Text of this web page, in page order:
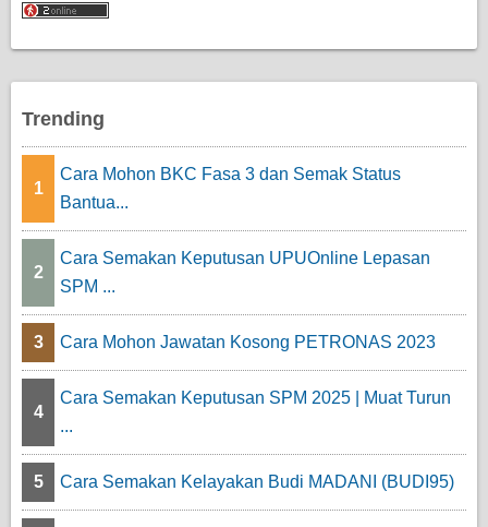
Trending
1
Cara Mohon BKC Fasa 3 dan Semak Status
Bantua...
2
Cara Semakan Keputusan UPUOnline Lepasan
SPM ...
3 Cara Mohon Jawatan Kosong PETRONAS 2023
4
Cara Semakan Keputusan SPM 2025 | Muat Turun
...
5 Cara Semakan Kelayakan Budi MADANI (BUDI95)